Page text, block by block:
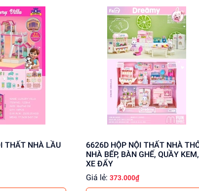
6626D HỘP NỘI THẤT NHÀ THỎ,
NHÀ BẾP, BÀN GHẾ, QUẦY KEM,
XE ĐẨY
Giá lẻ: 373.000₫